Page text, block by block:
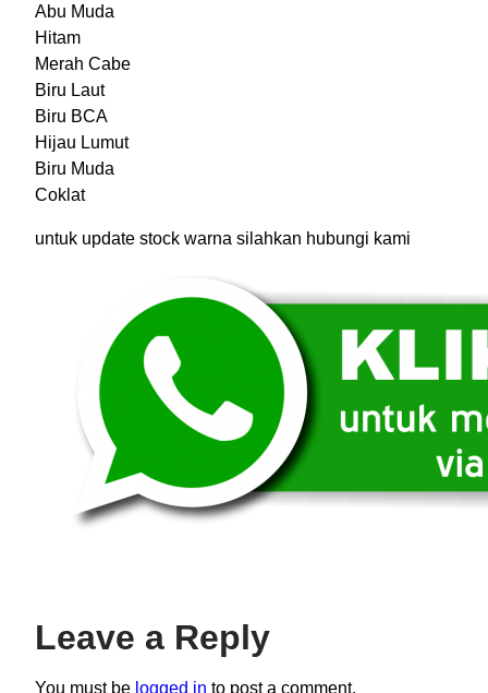
Abu Muda
Hitam
Merah Cabe
Biru Laut
Biru BCA
Hijau Lumut
Biru Muda
Coklat
untuk update stock warna silahkan hubungi kami
Leave a Reply
You must be logged in to post a comment.